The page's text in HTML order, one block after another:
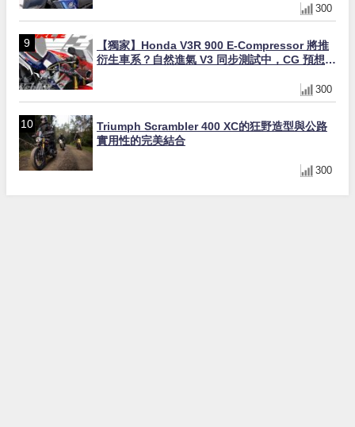
300
【獨家】Honda V3R 900 E-Compressor 將推
衍生車系？自然進氣 V3 同步測試中，CG 預想曝
300
Triumph Scrambler 400 XC的狂野造型與公路
實用性的完美結合
300